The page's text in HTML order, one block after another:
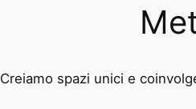
Creiamo spazi unici e